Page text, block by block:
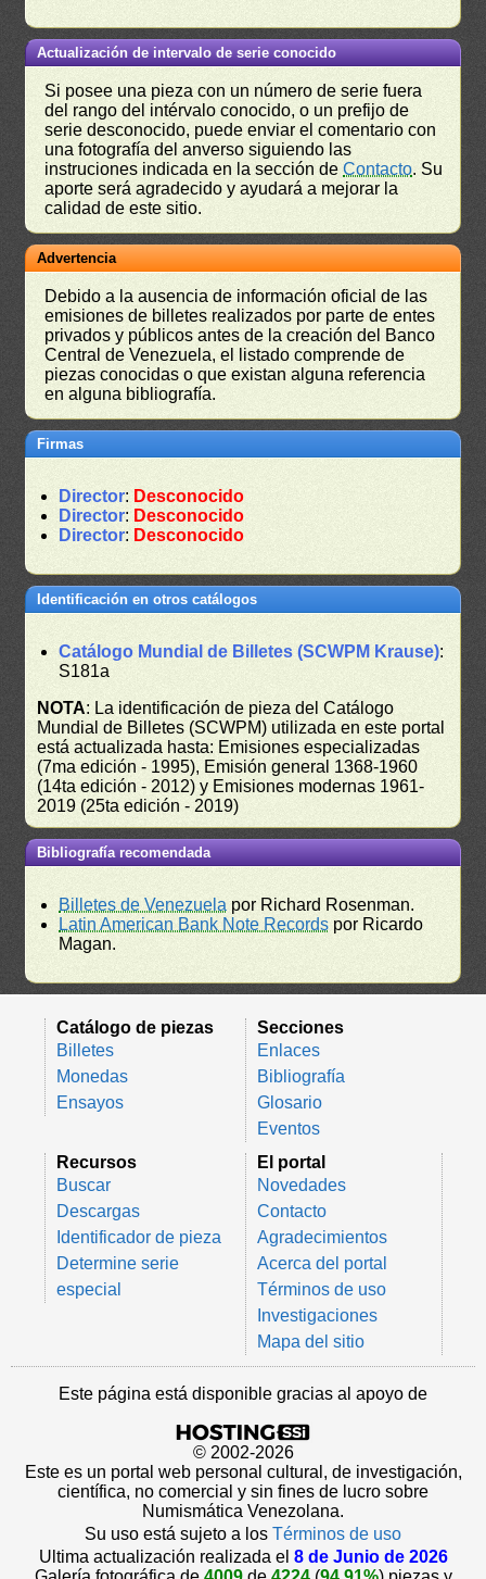
Actualización de intervalo de serie conocido
Si posee una pieza con un número de serie fuera
del rango del intérvalo conocido, o un prefijo de
serie desconocido, puede enviar el comentario con
una fotografía del anverso siguiendo las
instruciones indicada en la sección deContacto. Su
aporte será agradecido y ayudará a mejorar la
calidad de este sitio.
Advertencia
Debido a la ausencia de información oficial de las
emisiones de billetes realizados por parte de entes
privados y públicos antes de la creación del Banco
Central de Venezuela, el listado comprende de
piezas conocidas o que existan alguna referencia
en alguna bibliografía.
Firmas
Director: Desconocido
Director: Desconocido
Director: Desconocido
Identificación en otros catálogos
Catálogo Mundial de Billetes (SCWPM Krause):
S181a
NOTA: La identificación de pieza del Catálogo
Mundial de Billetes (SCWPM) utilizada en este portal
está actualizada hasta: Emisiones especializadas
(7ma edición - 1995), Emisión general 1368-1960
(14ta edición - 2012) y Emisiones modernas 1961-
2019 (25ta edición - 2019)
Bibliografía recomendada
Billetes de Venezuela por Richard Rosenman.
Latin American Bank Note Records por Ricardo
Magan.
Catálogo de piezas
Billetes
Monedas
Ensayos
Secciones
Enlaces
Bibliografía
Glosario
Eventos
Recursos
Buscar
Descargas
Identificador de pieza
Determine serie
especial
El portal
Novedades
Contacto
Agradecimientos
Acerca del portal
Términos de uso
Investigaciones
Mapa del sitio
Este página está disponible gracias al apoyo de
© 2002-2026
Este es un portal web personal cultural, de investigación,
científica, no comercial y sin fines de lucro sobre
Numismática Venezolana.
Su uso está sujeto a los Términos de uso
Ultima actualización realizada el 8 de Junio de 2026